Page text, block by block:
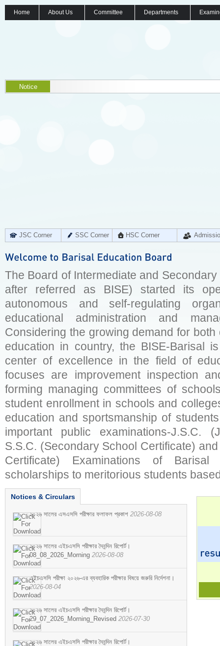
Home About Us Committee Departments
Notice
JSC Corner SSC Corner HSC Corner
The Board of Intermediate and
after referred as BISE) started its
autonomous and self-regulating
educational administration and
Considering the growing demand for
education in country, the BISE-Barisal
center of excellence in the field of
focuses are improvement inspection
forming managing committees of
student enrollment in schools and
education and sportsmanship of
important public examinations-J.S.C.
S.S.C. (Secondary School Certificate)
Certificate) Examinations of
scholarships to meritorious students
Notices & Circulars
২০২৬ সালের এসএসসি পরীক্ষার ফলাফল প্রকাশ 2026-08-08
২০২৬ সালের এইচএসসি পরীক্ষার দৈনন্দিন রিপোর্ট।
08_08_2026_Morning 2026-08-08
এইচএসসি পরীক্ষা ২০২৬-এর ব্যবহারিক পরীক্ষার বিষয়ে জরুরি নির্দেশনা।
2026-08-04
২০২৬ সালের এইচএসসি পরীক্ষার দৈনন্দিন রিপোর্ট।
29_07_2026_Morning_Revised 2026-07-30
২০২৬ সালের এইচএসসি পরীক্ষার দৈনন্দিন রিপোর্ট।